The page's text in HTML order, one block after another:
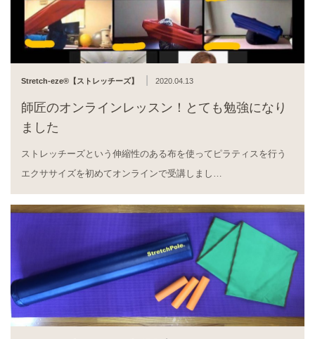
Stretch-eze®︎【ストレッチーズ】 2020.04.13
師匠のオンラインレッスン！とても勉強になり
ました
ストレッチーズという伸縮性のある布を使ってピラティスを行う
エクササイズを初めてオンラインで受講しまし…